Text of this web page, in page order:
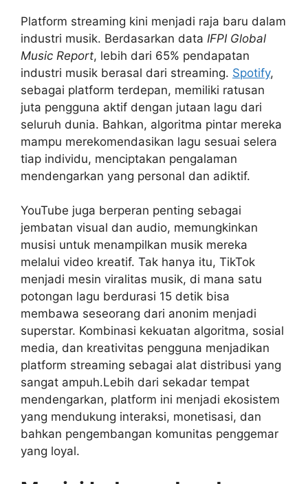
Platform streaming kini menjadi raja baru dalam
industri musik. Berdasarkan data IFPI Global
Music Report, lebih dari 65% pendapatan
industri musik berasal dari streaming. Spotify,
sebagai platform terdepan, memiliki ratusan
juta pengguna aktif dengan jutaan lagu dari
seluruh dunia. Bahkan, algoritma pintar mereka
mampu merekomendasikan lagu sesuai selera
tiap individu, menciptakan pengalaman
mendengarkan yang personal dan adiktif.
YouTube juga berperan penting sebagai
jembatan visual dan audio, memungkinkan
musisi untuk menampilkan musik mereka
melalui video kreatif. Tak hanya itu, TikTok
menjadi mesin viralitas musik, di mana satu
potongan lagu berdurasi 15 detik bisa
membawa seseorang dari anonim menjadi
superstar. Kombinasi kekuatan algoritma, sosial
media, dan kreativitas pengguna menjadikan
platform streaming sebagai alat distribusi yang
sangat ampuh.Lebih dari sekadar tempat
mendengarkan, platform ini menjadi ekosistem
yang mendukung interaksi, monetisasi, dan
bahkan pengembangan komunitas penggemar
yang loyal.